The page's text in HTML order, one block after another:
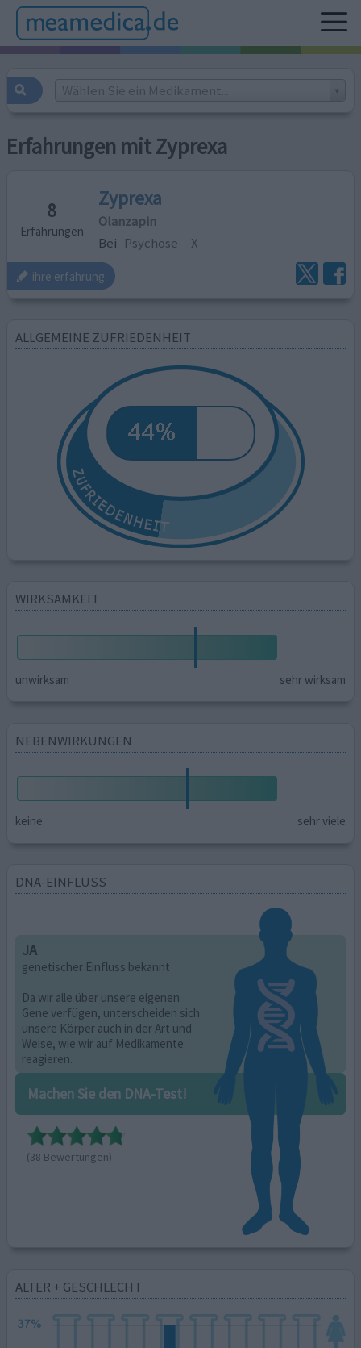
Wählen Sie ein Medikament...
Erfahrungen mit Zyprexa
8
Erfahrungen
Zyprexa
Olanzapin
Bei Psychose X
ihre erfahrung
ALLGEMEINE ZUFRIEDENHEIT
WIRKSAMKEIT
unwirksam sehr wirksam
NEBENWIRKUNGEN
keine sehr viele
DNA-EINFLUSS
JA
genetischer Einfluss bekannt
Da wir alle über unsere eigenen
Gene verfügen, unterscheiden sich
unsere Körper auch in der Art und
Weise, wie wir auf Medikamente
reagieren.
Machen Sie den DNA-Test!
(38 Bewertungen)
ALTER + GESCHLECHT